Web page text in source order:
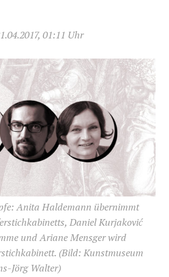
01:11 Uhr
Anita Haldemann übernimmt
Daniel Kurjaković
und Ariane Mensger wird
(Bild: Kunstmuseum
Jörg Walter)